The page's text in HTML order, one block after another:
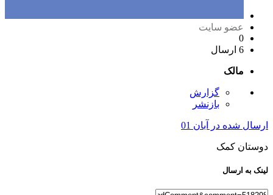
عضو سایت
0
6 ارسال
مالک
گزارش
بازنشر
ارسال شده در آبان 01
دوستان کمک
لینک به ارسال